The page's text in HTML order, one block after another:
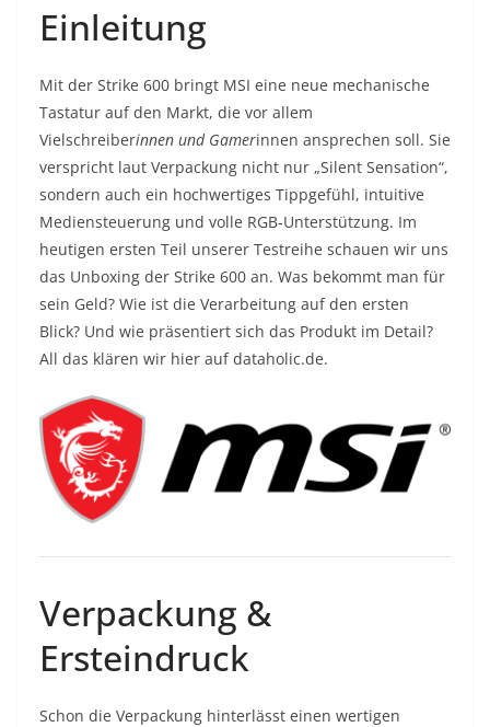
Einleitung
Mit der Strike 600 bringt MSI eine neue mechanische
Tastatur auf den Markt, die vor allem
Vielschreiberinnen und Gamerinnen ansprechen soll. Sie
verspricht laut Verpackung nicht nur „Silent Sensation“,
sondern auch ein hochwertiges Tippgefühl, intuitive
Mediensteuerung und volle RGB-Unterstützung. Im
heutigen ersten Teil unserer Testreihe schauen wir uns
das Unboxing der Strike 600 an. Was bekommt man für
sein Geld? Wie ist die Verarbeitung auf den ersten
Blick? Und wie präsentiert sich das Produkt im Detail?
All das klären wir hier auf dataholic.de.
Verpackung &
Ersteindruck
Schon die Verpackung hinterlässt einen wertigen